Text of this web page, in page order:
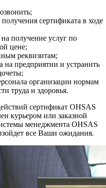
сертификата в ходе
получение услуг по
цене;
реквизитам;
на предприятии и устранить
организации нормам
труда и здоровья.
сертификат OHSAS
курьером или заказной
менеджмента OHSAS
все Ваши ожидания.